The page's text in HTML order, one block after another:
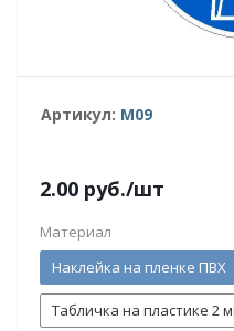
Артикул: M09
2.00 руб./шт
Материал
Наклейка на пленке ПВХ
Табличка на пластике 2